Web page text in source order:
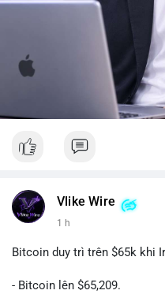
Vlike Wire
1 h
Bitcoin duy trì trên $65k khi
- Bitcoin lên $65,209.